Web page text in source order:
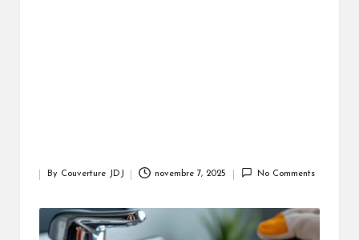
By Couverture JDJ novembre 7, 2025 No Comments